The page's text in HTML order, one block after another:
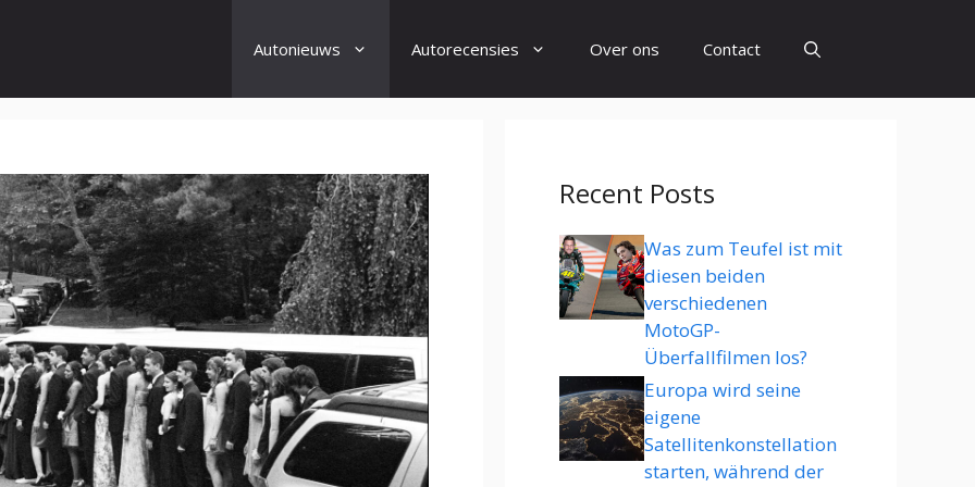
Autonieuws Autorecensies Over ons Contact
Recent Posts
Was zum Teufel ist mit
diesen beiden
verschiedenen
MotoGP-
Überfallfilmen los?
Europa wird seine
eigene
Satellitenkonstellation
starten, während der